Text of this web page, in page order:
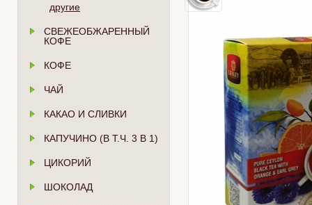
другие
СВЕЖЕОБЖАРЕННЫЙ
КОФЕ
КОФЕ
ЧАЙ
КАКАО И СЛИВКИ
КАПУЧИНО (В Т.Ч. 3 В 1)
ЦИКОРИЙ
ШОКОЛАД